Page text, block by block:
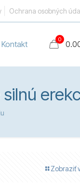
Ochrana osobných
Kontakt 0
Zobraziť